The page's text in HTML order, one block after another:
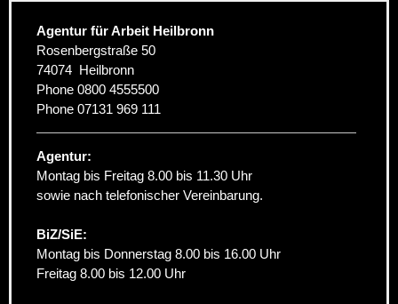
Agentur für Arbeit Heilbronn
Rosenbergstraße 50
74074 Heilbronn
Phone 0800 4555500
Phone 07131 969 111
Agentur:
Montag bis Freitag 8.00 bis 11.30 Uhr
sowie nach telefonischer Vereinbarung.
BiZ/SiE:
Montag bis Donnerstag 8.00 bis 16.00 Uhr
Freitag 8.00 bis 12.00 Uhr